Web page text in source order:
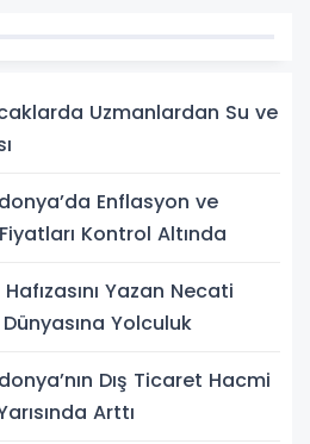
Uzmanlardan Su ve
Enflasyon ve
Kontrol Altında
Yazan Necati
Dünyasına Yolculuk
Dış Ticaret Hacmi
Arttı